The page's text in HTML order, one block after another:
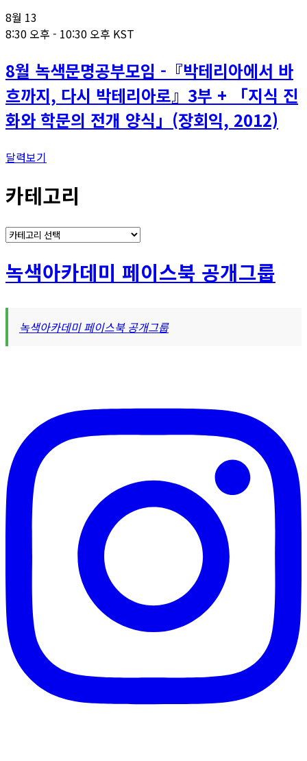
8월 13
8:30 오후 - 10:30 오후 KST
8월 녹색문명공부모임 -『박테리아에서 바
흐까지, 다시 박테리아로』3부 + 「지식 진
화와 학문의 전개 양식」(장회익, 2012)
달력보기
카테고리
카
고
리
녹색아카데미 페이스북 공개그룹
녹색아카데미 페이스북 공개그룹